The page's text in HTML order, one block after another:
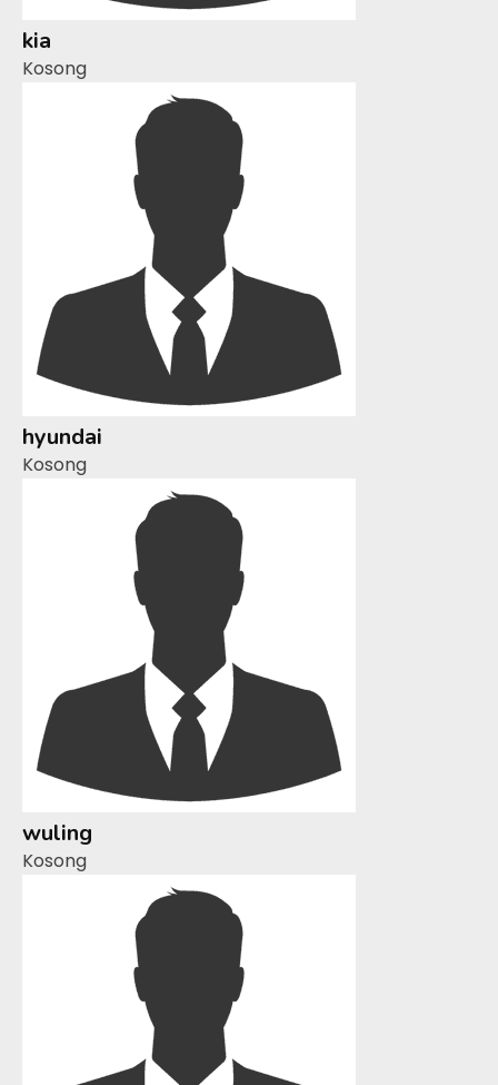
kia
Kosong
hyundai
Kosong
wuling
Kosong